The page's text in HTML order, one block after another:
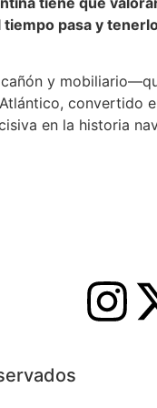
pasa y
y
convertido
en la historia